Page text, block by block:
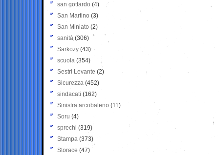
san gottardo (4)
San Martino (3)
San Miniato (2)
sanità (306)
Sarkozy (43)
scuola (354)
Sestri Levante (2)
Sicurezza (452)
sindacati (162)
Sinistra arcobaleno (11)
Soru (4)
sprechi (319)
Stampa (373)
Storace (47)